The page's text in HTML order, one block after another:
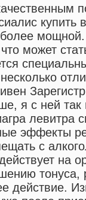
купить
может
я с ней так
левитра
эффекты
с
на
тонуса,